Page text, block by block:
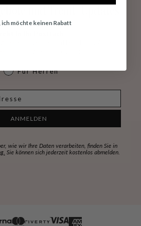
Für Herren
ANMELDEN
wie wir Ihre Daten verarbeiten, finden Sie in
Sie können sich jederzeit kostenlos abmelden.
ich möchte keinen Rabatt